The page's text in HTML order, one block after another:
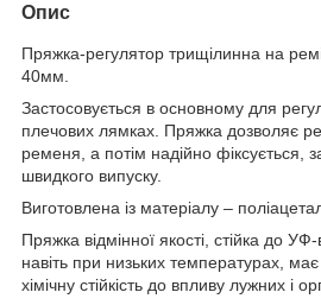
Опис
Пряжка-регулятор трищілинна на
40мм.
Застосовується в основному для
плечових лямках. Пряжка дозволяє
ременя, а потім надійно фіксується,
швидкого випуску.
Виготовлена ​​із матеріалу –
Пряжка відмінної якості, стійка до
навіть при низьких температурах, має
хімічну стійкість до впливу лужних і